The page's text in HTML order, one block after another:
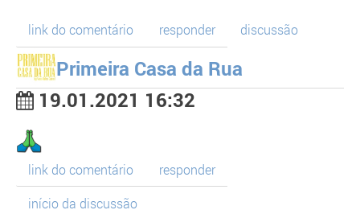
link do comentário responder discussão
Primeira Casa da Rua
19.01.2021 16:32
link do comentário responder
início da discussão